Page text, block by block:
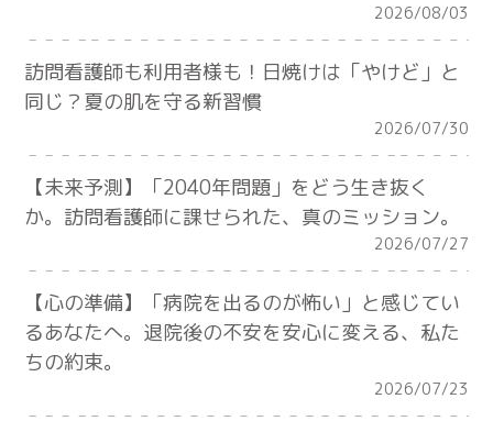
2026/08/03
訪問看護師も利用者様も！日焼けは「やけど」と
同じ？夏の肌を守る新習慣
2026/07/30
【未来予測】「2040年問題」をどう生き抜く
か。訪問看護師に課せられた、真のミッション。
2026/07/27
【心の準備】「病院を出るのが怖い」と感じてい
るあなたへ。退院後の不安を安心に変える、私た
ちの約束。
2026/07/23